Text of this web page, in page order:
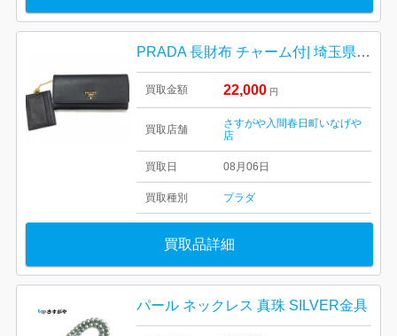
PRADA 長財布 チャーム付| 埼玉県飯能市赤沢
買取金額 22,000 円
買取店舗
さすがや入間春日町いなげや
店
買取日 08月06日
買取種別 プラダ
買取品詳細
パール ネックレス 真珠 SILVER金具